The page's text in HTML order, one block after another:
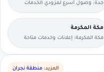
جدة: وصول أسرع لمزودي الخدمات
القريبين منك.
مكة المكرمة
مكة المكرمة: إعلانات وخدمات متاحة
داخل الحي مع وسائل تواصل مباشرة.
المزيد: منطقة نجران